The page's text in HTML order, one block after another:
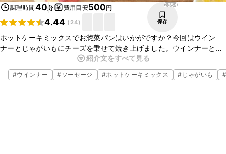
調理時間40分 費用目安500円
4.44 (24)
2854
保存
ホットケーキミックスでお惣菜パンはいかがですか？今回はウイン
ナーとじゃがいもにチーズを乗せて焼き上げました。ウインナーと
チーズの旨味にホットケーキミックスの甘みが美味しいです。生地は
ホットケーキミックスを使用してますので、お手軽に作れます。お好
みの具材を乗せると、アレンジが広がります。是非お試しください
紹介文をすべて見る
#ウインナー #ソーセージ #ホットケーキミックス # じゃがいも